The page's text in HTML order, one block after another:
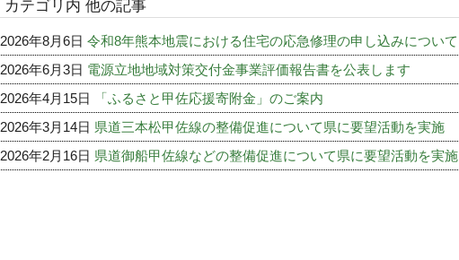
カテゴリ内 他の記事
2026年8月6日 令和8年熊本地震における住宅の応急修理の申し込みについて
2026年6月3日 電源立地地域対策交付金事業評価報告書を公表します
2026年4月15日
「ふるさと甲佐応援寄附金」のご案内
2026年3月14日 県道三本松甲佐線の整備促進について県に要望活動を実施
2026年2月16日 県道御船甲佐線などの整備促進について県に要望活動を実施